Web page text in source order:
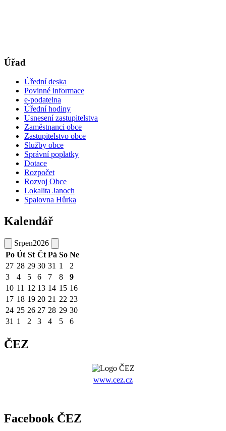
Úřad
Úřední deska
Povinné informace
e-podatelna
Úřední hodiny
Usnesení zastupitelstva
Zaměstnanci obce
Zastupitelstvo obce
Služby obce
Správní poplatky
Dotace
Rozpočet
Rozvoj Obce
Lokalita Janoch
Spalovna Hůrka
Kalendář
Srpen2026
Po Út St Čt Pá So Ne
27 28 29 30 31 1
2
3
4 5 6 7 8
9
10 11 12 13 14 15 16
17 18 19 20 21 22 23
24 25 26 27 28 29 30
31 1 2 3 4 5 6
ČEZ
www.cez.cz
Facebook ČEZ